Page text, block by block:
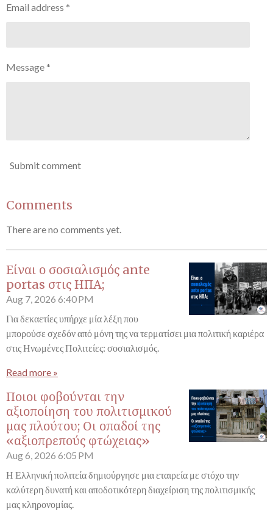
Email address *
Message *
Submit comment
Comments
There are no comments yet.
Είναι ο σοσιαλισμός ante
portas στις ΗΠΑ;
Aug 7, 2026 6:40 PM
Για δεκαετίες υπήρχε μία λέξη που
μπορούσε σχεδόν από μόνη της να τερματίσει μια πολιτική καριέρα
στις Ηνωμένες Πολιτείες: σοσιαλισμός.
Read more »
Ποιοι φοβούνται την
αξιοποίηση του πολιτισμικού
μας πλούτου; Οι οπαδοί της
«αξιοπρεπούς φτώχειας»
Aug 6, 2026 6:05 PM
Η Ελληνική πολιτεία δημιούργησε μια εταιρεία με στόχο την
καλύτερη δυνατή και αποδοτικότερη διαχείριση της πολιτισμικής
μας κληρονομίας.